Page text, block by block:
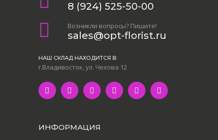
8 (924) 525-50-00
Возникли вопросы? Пишите!
sales@opt-florist.ru
НАШ СКЛАД НАХОДИТСЯ В:
г.Владивосток, ул. Чехова 12
ИНФОРМАЦИЯ